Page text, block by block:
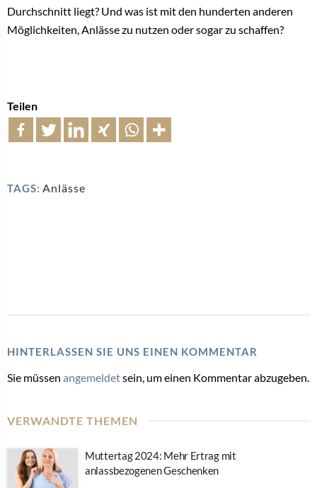
Durchschnitt liegt? Und was ist mit den hunderten anderen
Möglichkeiten, Anlässe zu nutzen oder sogar zu schaffen?
Teilen
TAGS: Anlässe
HINTERLASSEN SIE UNS EINEN KOMMENTAR
Sie müssen angemeldetsein, um einen Kommentar abzugeben.
VERWANDTE THEMEN
Muttertag 2024: Mehr Ertrag mit
anlassbezogenen Geschenken